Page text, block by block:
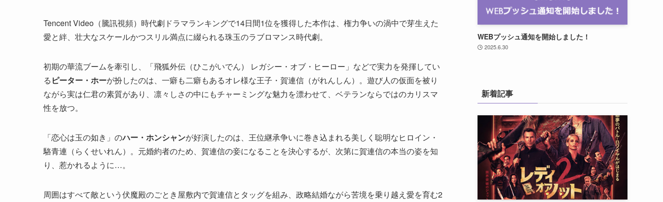
Tencent Video（騰訊視頻）時代劇ドラマランキングで14日間1位を獲得した本作は、権力争いの渦中で芽生えた
愛と絆、壮大なスケールかつスリル満点に綴られる珠玉のラブロマンス時代劇。
初期の華流ブームを牽引し、「飛狐外伝（ひこがいでん） レガシー・オブ・ヒーロー」などで実力を発揮してい
る ピーター・ホーが扮したのは、一癖も二癖もあるオレ様な王子・賀連信（がれんしん）。遊び人の仮面を被り
ながら実は仁君の素質があり、凛々しさの中にもチャーミングな魅力を漂わせて、ベテランならではのカリスマ
性を放つ。
「恋心は玉の如き」のハー・ホンシャンが好演したのは、王位継承争いに巻き込まれる美しく聡明なヒロイン・
駱青連（らくせいれん）。元婚約者のため、賀連信の妾になることを決心するが、次第に賀連信の本当の姿を知
り、惹かれるように…。
周囲はすべて敵という伏魔殿のごとき屋敷内で賀連信とタッグを組み、政略結婚ながら苦境を乗り越え愛を育む2
WEBプッシュ通知を開始しました！
2025.6.30
新着記事